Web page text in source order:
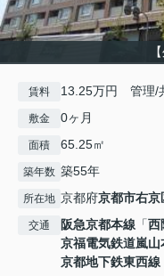
賃料 13.25万円 管理/
敷金 0ヶ月
面積 65.25㎡
築年数 築55年
所在地 京都府京都市右京
交通 阪急京都本線 「西
京福電気鉄道嵐山
京都地下鉄東西線